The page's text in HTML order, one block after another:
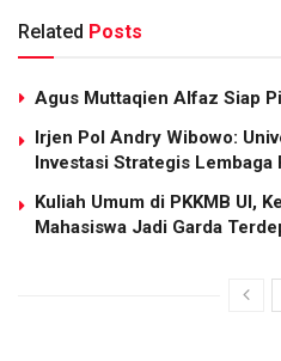
Related Posts
Agus Muttaqien Alfaz Siap
Irjen Pol Andry Wibowo:
Investasi Strategis Lembaga
Kuliah Umum di PKKMB UI,
Mahasiswa Jadi Garda